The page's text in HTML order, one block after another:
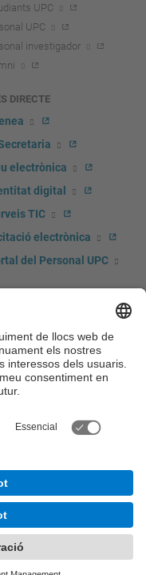
UPC
UPC
investigador
DIRECTE
electrònica
digital
TIC
electrònica
del Personal UPC
marxandatge
de premsa
i salut